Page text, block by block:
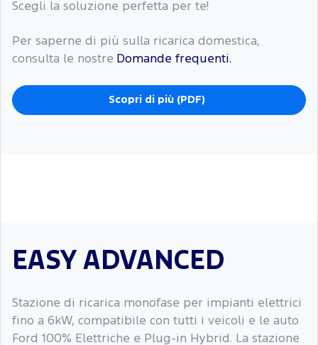
Scegli la soluzione perfetta per te!
Per saperne di più sulla ricarica domestica,
consulta le nostre Domande frequenti.
Scopri di più (PDF)
EASY ADVANCED
Stazione di ricarica monofase per impianti elettrici
fino a 6kW, compatibile con tutti i veicoli e le auto
Ford 100% Elettriche e Plug-in Hybrid. La stazione